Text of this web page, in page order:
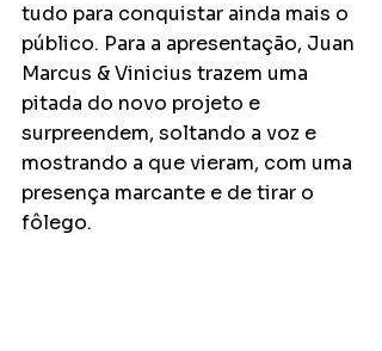
tudo para conquistar ainda mais o
público. Para a apresentação, Juan
Marcus & Vinicius trazem uma
pitada do novo projeto e
surpreendem, soltando a voz e
mostrando a que vieram, com uma
presença marcante e de tirar o
fôlego.